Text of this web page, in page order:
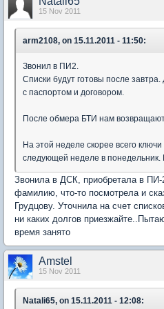
15 Nov 2011
arm2108, on 15.11.2011 - 11:50:
Звонил в ПИ2.
Списки будут готовы после
с паспортом и договором.
После обмера БТИ нам
На этой неделе скорее всего
следующей неделе в понедельник.
Звонила в ДСК, приобретала в ПИ-
фамилию, что-то посмотрела и
Грудцову. Уточнила на счет
ни каких долгов
время занято
Amstel
15 Nov 2011
Natali65, on 15.11.2011 - 12:08: